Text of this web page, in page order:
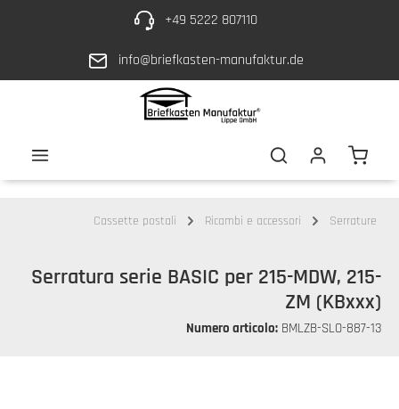
Vai al contenuto principale +49 5222 807110
info@briefkasten-manufaktur.de
Il
Cassette postali Ricambi e accessori Serrature
Serratura serie BASIC per 215-MDW, 215-
ZM (KBxxx)
Numero articolo: BMLZB-SLO-887-13